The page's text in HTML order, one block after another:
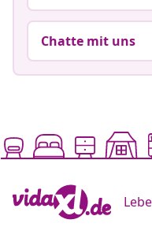
Chatte mit uns